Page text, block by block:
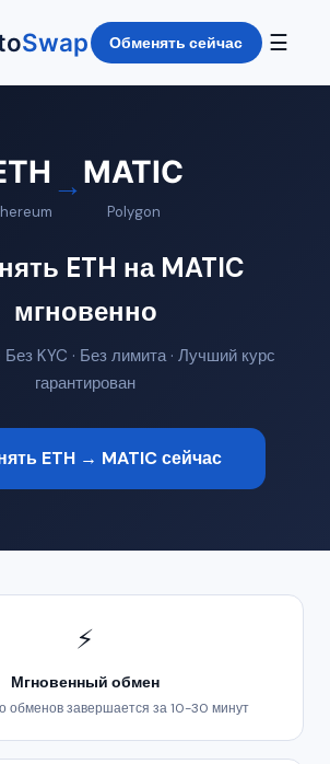
Swap Обменять сейчас ☰
→MATIC
Polygon
ETH на MATIC
мгновенно
Без KYC · Без лимита · Лучший курс
гарантирован
ETH → MATIC сейчас
⚡
Мгновенный обмен
обменов завершается за 10-30 минут